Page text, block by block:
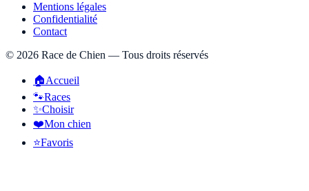
Mentions légales
Confidentialité
Contact
© 2026 Race de Chien — Tous droits réservés
🏠Accueil
🐾Races
✨Choisir
❤️Mon chien
⭐Favoris